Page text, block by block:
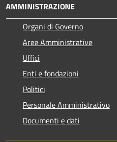
AMMINISTRAZIONE
Organi di Governo
Aree Amministrative
Uffici
Enti e fondazioni
Politici
Personale Amministrativo
Documenti e dati